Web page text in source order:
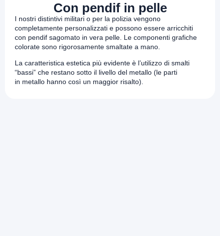
Con pendif in pelle
I nostri distintivi militari o per la polizia vengono
completamente personalizzati e possono essere arricchiti
con pendif sagomato in vera pelle. Le componenti grafiche
colorate sono rigorosamente smaltate a mano.
La caratteristica estetica più evidente è l’utilizzo di smalti
“bassi” che restano sotto il livello del metallo (le parti
in metallo hanno così un maggior risalto).